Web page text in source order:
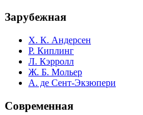
Зарубежная
Х. К. Андерсен
Р. Киплинг
Л. Кэрролл
Ж. Б. Мольер
А. де Сент-Экзюпери
Современная